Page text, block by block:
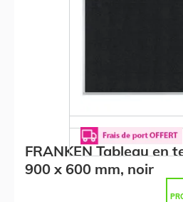
FRANKEN Tableau en
900 x 600 mm, noir